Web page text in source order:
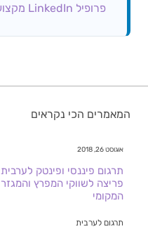
פרופיל LinkedIn מקצועי ➔
המאמרים הכי נקראים
אוגוסט 26, 2018
תרגום פיננסי ופינטק
פריצה לשווקי המפרץ והמגזר
המקומי
תרגום לערבית